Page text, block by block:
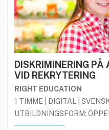
DISKRIMINERING PÅ
VID REKRYTERING
RIGHT EDUCATION
1 TIMME | DIGITAL |
UTBILDNINGSFORM: